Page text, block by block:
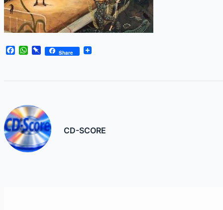
Facebook
WhatsApp
Pinboard
Share
CD-SCORE